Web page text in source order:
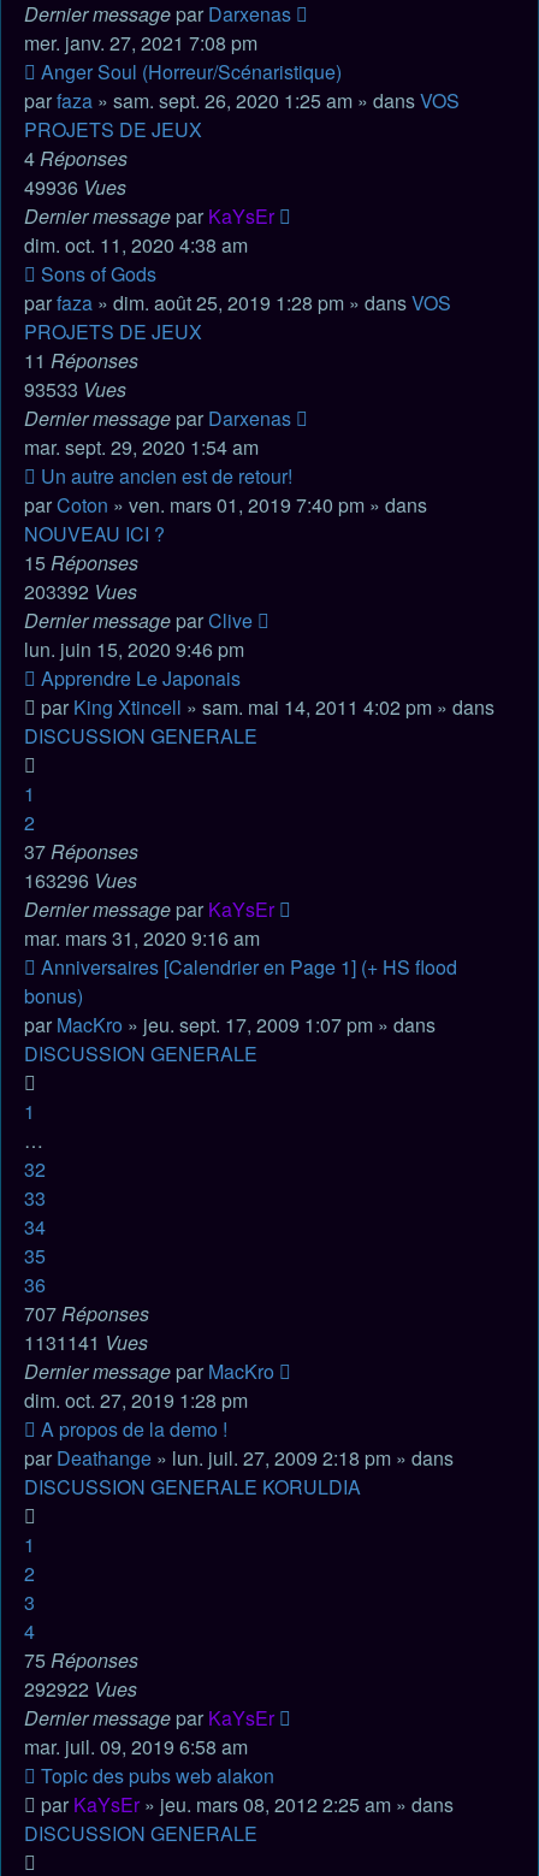
Dernier message par Darxenas
mer. janv. 27, 2021 7:08 pm
Nouveau
message
Anger Soul (Horreur/Scénaristique)
parfaza » sam. sept. 26, 2020 1:25 am » dansVOS
PROJETS DE JEUX
4Réponses
49936 Vues
Dernier message par KaYsEr
dim. oct. 11, 2020 4:38 am
Nouveau
message
Sons of Gods
parfaza » dim. août 25, 2019 1:28 pm » dansVOS
PROJETS DE JEUX
11 Réponses
93533 Vues
Dernier message par Darxenas
mar. sept. 29, 2020 1:54 am
Nouveau
message
Un autre ancien est de retour!
parCoton » ven. mars 01, 2019 7:40 pm » dans
NOUVEAU ICI ?
15Réponses
203392 Vues
Dernier message parClive
lun. juin 15, 2020 9:46 pm
Nouveau
message
Apprendre Le Japonais
par King Xtincell » sam. mai 14, 2011 4:02 pm » dans
DISCUSSION GENERALE
1
2
37Réponses
163296 Vues
Dernier message par KaYsEr
mar. mars 31, 2020 9:16 am
Nouveau
message
Anniversaires [Calendrier en Page 1] (+ HS flood
bonus)
par MacKro » jeu. sept. 17, 2009 1:07 pm » dans
DISCUSSION GENERALE
1
…
32
33
34
35
36
707Réponses
1131141 Vues
Dernier message par MacKro
dim. oct. 27, 2019 1:28 pm
Nouveau
message
A propos de la demo !
par Deathange » lun. juil. 27, 2009 2:18 pm » dans
DISCUSSION GENERALE KORULDIA
1
2
3
4
75Réponses
292922 Vues
Dernier message par KaYsEr
mar. juil. 09, 2019 6:58 am
Nouveau
message
Topic des pubs web alakon
par KaYsEr» jeu. mars 08, 2012 2:25 am » dans
DISCUSSION GENERALE